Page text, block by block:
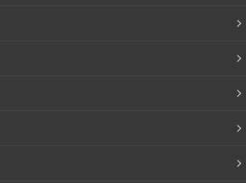
、ヒスイなどの天然石モチーフも
使われることが多く、ファッショ